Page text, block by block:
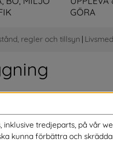
GÖRA
regler och tillsyn |
livsmedel. Därför är
är ansvarig för att
inklusive tredjeparts, på vår
kunna förbättra och